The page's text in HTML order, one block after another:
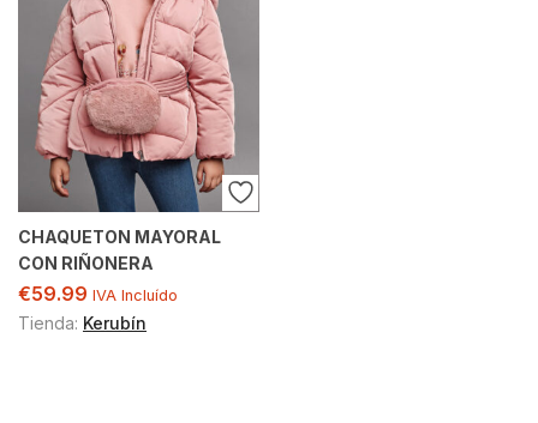
CHAQUETON MAYORAL
CON RIÑONERA
€59.99 IVA Incluído
Tienda: Kerubín